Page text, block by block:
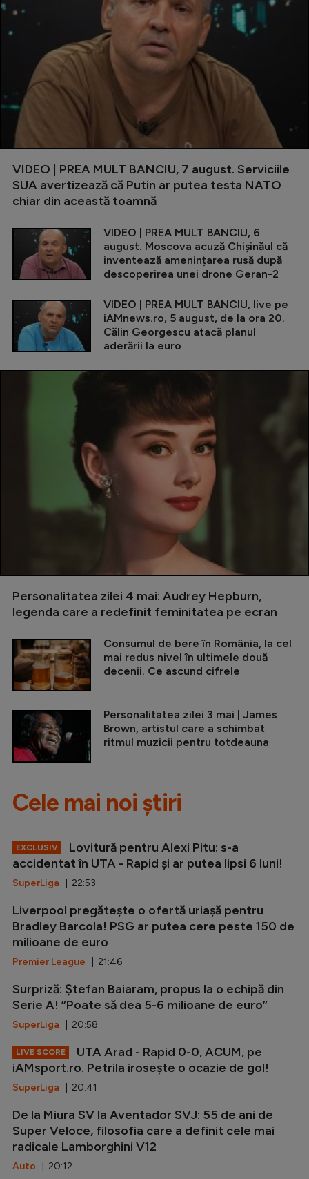
VIDEO | PREA MULT BANCIU, 7 august. Serviciile
SUA avertizează că Putin ar putea testa NATO
chiar din această toamnă
VIDEO | PREA MULT BANCIU, 6
august. Moscova acuză Chișinăul că
inventează amenințarea rusă după
descoperirea unei drone Geran-2
VIDEO | PREA MULT BANCIU, live pe
iAMnews.ro, 5 august, de la ora 20.
Călin Georgescu atacă planul
aderării la euro
Personalitatea zilei 4 mai: Audrey Hepburn,
legenda care a redefinit feminitatea pe ecran
Consumul de bere în România, la cel
mai redus nivel în ultimele două
decenii. Ce ascund cifrele
Personalitatea zilei 3 mai | James
Brown, artistul care a schimbat
ritmul muzicii pentru totdeauna
Cele mai noi știri
EXCLUSIV
Lovitură pentru Alexi Pitu: s-a
accidentat în UTA - Rapid și ar putea lipsi 6 luni!
SuperLiga | 22:53
Liverpool pregătește o ofertă uriașă pentru
Bradley Barcola! PSG ar putea cere peste 150 de
milioane de euro
Premier League | 21:46
Surpriză: Ștefan Baiaram, propus la o echipă din
Serie A! ”Poate să dea 5-6 milioane de euro”
SuperLiga | 20:58
LIVE SCORE
UTA Arad - Rapid 0-0, ACUM, pe
iAMsport.ro. Petrila irosește o ocazie de gol!
SuperLiga | 20:41
De la Miura SV la Aventador SVJ: 55 de ani de
Super Veloce, filosofia care a definit cele mai
radicale Lamborghini V12
Auto | 20:12